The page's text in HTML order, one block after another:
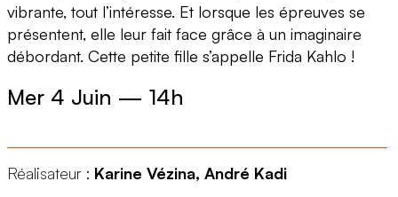
vibrante, tout l’intéresse. Et lorsque les épreuves se
présentent, elle leur fait face grâce à un imaginaire
débordant. Cette petite fille s’appelle Frida Kahlo !
Mer 4 Juin — 14h
Réalisateur : Karine Vézina, André Kadi